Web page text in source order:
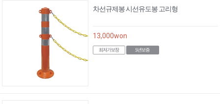
차선규제봉 시선유도봉 고리형
13,000won